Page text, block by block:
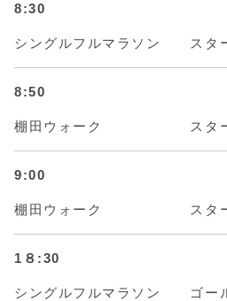
8:30
シングルフルマラソン スタ
8:50
棚田ウォーク スタート
9:00
棚田ウォーク スター
1８:30
シングルフルマラソン ゴー